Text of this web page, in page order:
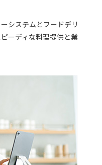
システムとフードデリ
ーディな料理提供と業